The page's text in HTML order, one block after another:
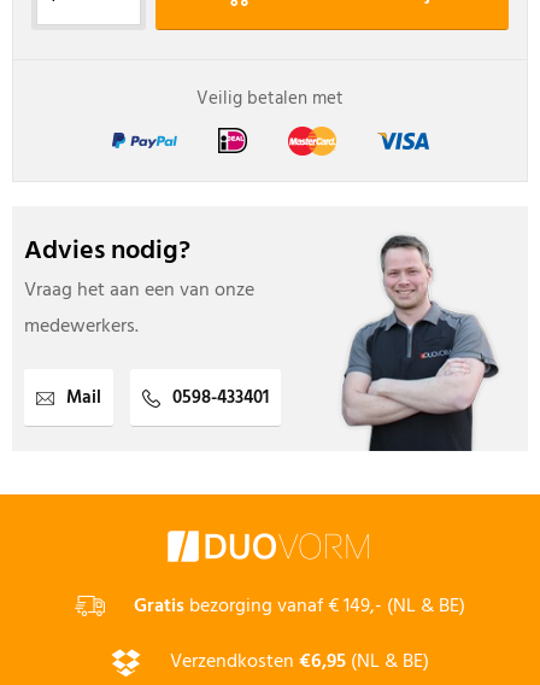
Veilig betalen met
Advies nodig?
Vraag het aan een van onze
medewerkers.
Mail 0598-433401
Gratisbezorging vanaf € 149,- (NL & BE)
Verzendkosten€6,95(NL & BE)